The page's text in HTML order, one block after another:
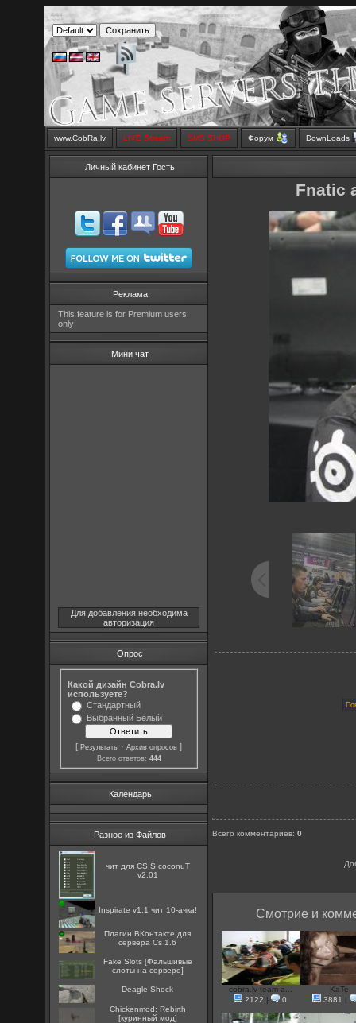
www.CobRa.lv LIVE Stream SMS SHOP Форум DownLoads
Личный кабинет Гость
Реклама
This feature is for Premium users
only!
Мини чат
Для добавления необходима
авторизация
Опрос
Какой дизайн Cobra.lv
используете?
Стандартный
Выбранный Белый
[Результаты ·Архив опросов ]
Всего ответов: 444
Календарь
Разное из Файлов
чит для CS:S coconuT
v2.01
Inspirate v1.1 чит 10-ачка!
Плагин ВКонтакте для
сервера Cs 1.6
Fake Slots [Фальшивые
слоты на сервере]
Deagle Shock
Chickenmod: Rebirth
[куринный мод]
Fnatic
Всего комментариев:0
Смотрие и
cobra.lv team a...
2122
| 0
KaTe
3881
|